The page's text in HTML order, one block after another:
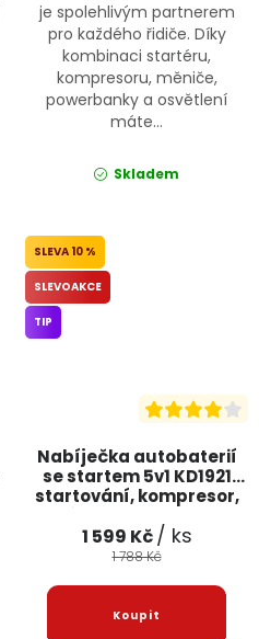
je spolehlivým partnerem
pro každého řidiče. Díky
kombinaci startéru,
kompresoru, měniče,
powerbanky a osvětlení
máte...
Skladem
Nabíječka autobaterií
se startem 5v1 KD1921
startování, kompresor,
10 %
SLEVOAKCE
TIP
1 599 Kč/ ks
1 788 Kč